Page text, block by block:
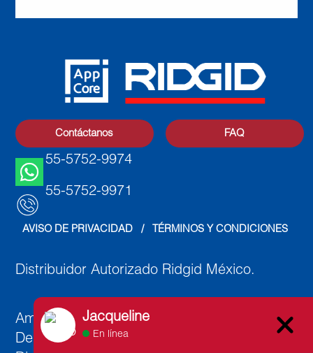
Contáctanos FAQ
55-5752-9974
55-5752-9971
AVISO DE PRIVACIDAD
   /
TÉRMINOS Y CONDICIONES
Distribuidor Autorizado Ridgid México.
Ambato 891, Col. Lindavista Norte, C.P. 07300,
Deleg. Gustavo A. Madero,
Jacqueline
En línea